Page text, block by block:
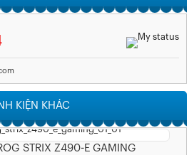
KIỆN KHÁC
STRIX Z490-E GAMING